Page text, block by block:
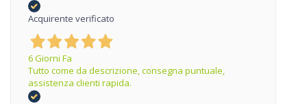
Acquirente verificato
6 Giorni Fa
Tutto come da descrizione, consegna puntuale,
assistenza clienti rapida.